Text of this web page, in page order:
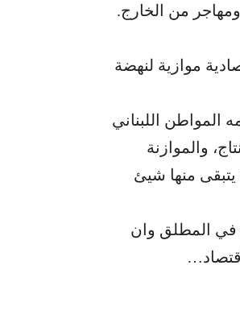
من الخارج.
موازية لنهضة
المواطن اللبناني
والموازنة
يتبقى منها شيئ
في المطلق وان